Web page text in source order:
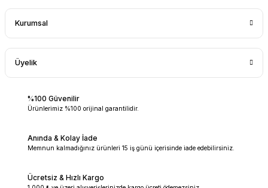
Kurumsal
Üyelik
%100 Güvenilir
Ürünlerimiz %100 orijinal garantilidir.
Anında & Kolay İade
Memnun kalmadığınız ürünleri 15 iş günü içerisinde iade edebilirsiniz.
Ücretsiz & Hızlı Kargo